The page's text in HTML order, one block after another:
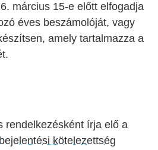
március 15-e előtt elfogadja
éves beszámolóját, vagy
amely tartalmazza a
rendelkezésként írja elő a
bejelentési kötelezettség